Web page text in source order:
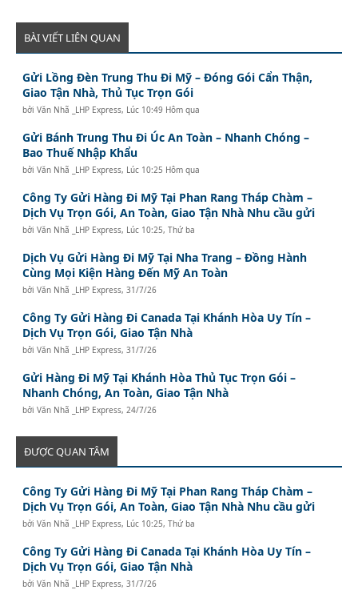
BÀI VIẾT LIÊN QUAN
Gửi Lồng Đèn Trung Thu Đi Mỹ – Đóng Gói Cẩn Thận,
Giao Tận Nhà, Thủ Tục Trọn Gói
bởiVăn Nhã _LHP Express, Lúc 10:49 Hôm qua
Gửi Bánh Trung Thu Đi Úc An Toàn – Nhanh Chóng –
Bao Thuế Nhập Khẩu
bởiVăn Nhã _LHP Express, Lúc 10:25 Hôm qua
Công Ty Gửi Hàng Đi Mỹ Tại Phan Rang Tháp Chàm –
Dịch Vụ Trọn Gói, An Toàn, Giao Tận Nhà Nhu cầu gửi
bởiVăn Nhã _LHP Express, Lúc 10:25, Thứ ba
Dịch Vụ Gửi Hàng Đi Mỹ Tại Nha Trang – Đồng Hành
Cùng Mọi Kiện Hàng Đến Mỹ An Toàn
bởiVăn Nhã _LHP Express,31/7/26
Công Ty Gửi Hàng Đi Canada Tại Khánh Hòa Uy Tín –
Dịch Vụ Trọn Gói, Giao Tận Nhà
bởiVăn Nhã _LHP Express,31/7/26
Gửi Hàng Đi Mỹ Tại Khánh Hòa Thủ Tục Trọn Gói –
Nhanh Chóng, An Toàn, Giao Tận Nhà
bởiVăn Nhã _LHP Express,24/7/26
ĐƯỢC QUAN TÂM
Công Ty Gửi Hàng Đi Mỹ Tại Phan Rang Tháp Chàm –
Dịch Vụ Trọn Gói, An Toàn, Giao Tận Nhà Nhu cầu gửi
bởiVăn Nhã _LHP Express, Lúc 10:25, Thứ ba
Công Ty Gửi Hàng Đi Canada Tại Khánh Hòa Uy Tín –
Dịch Vụ Trọn Gói, Giao Tận Nhà
bởiVăn Nhã _LHP Express,31/7/26